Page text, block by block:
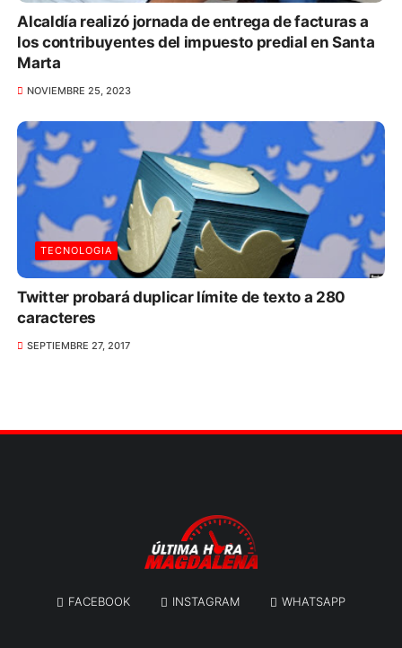
Alcaldía realizó jornada de entrega de facturas a
los contribuyentes del impuesto predial en Santa
Marta
NOVIEMBRE 25, 2023
TECNOLOGIA
Twitter probará duplicar límite de texto a 280
caracteres
SEPTIEMBRE 27, 2017
FACEBOOK INSTAGRAM WHATSAPP